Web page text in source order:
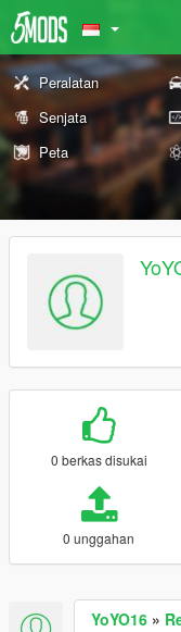
Peralatan
Senjata
Peta
0 berkas disukai
0 unggahan
YoYO16 »